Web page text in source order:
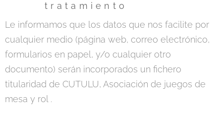
tratamiento
Le informamos que los datos que nos facilite por
cualquier medio (página web, correo electrónico,
formularios en papel, y/o cualquier otro
documento) serán incorporados un fichero
titularidad de CUTULU, Asociación de juegos de
mesa y rol .